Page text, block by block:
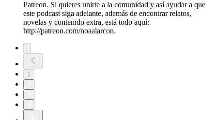
Patreon. Si quieres unirte a la comunidad y así ayudar a que
este podcast siga adelante, además de encontrar relatos,
novelas y contenido extra, está todo aquí:
http://patreon.com/noaalarcon.
1